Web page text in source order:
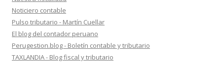
Noticiero contable
Pulso tributario - Martín Cuellar
El blog del contador peruano
Perugestion.blog - Boletín contable y tributario
TAXLANDIA - Blog fiscal y tributario